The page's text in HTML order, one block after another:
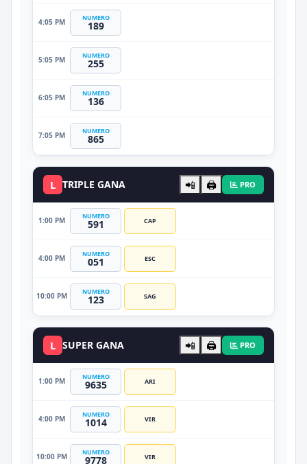
4:05 PM NUMERO
189
5:05 PM NUMERO
255
6:05 PM NUMERO
136
7:05 PM NUMERO
865
L TRIPLE GANA 📲 🖨️ PRO
1:00 PM NUMERO
591 CAP
4:00 PM NUMERO
051 ESC
10:00 PM NUMERO
123 SAG
L SUPER GANA 📲 🖨️ PRO
1:00 PM NUMERO
9635 ARI
4:00 PM NUMERO
1014 VIR
10:00 PM NUMERO
9778 VIR